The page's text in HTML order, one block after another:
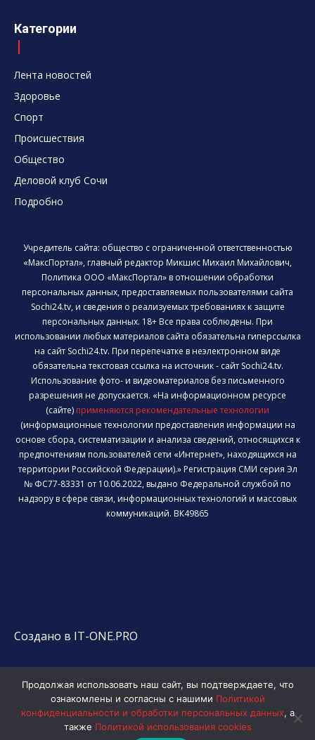
Категории
Лента новостей
Здоровье
Спорт
Происшествия
Общество
Деловой клуб Сочи
Подробно
Учредитель сайта: общество с ограниченной ответственностью
«МаксПортал», главный редактор Микшис Михаил Михайлович,
Политика ООО «МаксПортал» в отношении обработки
персональных данных, предоставляемых пользователями сайта
Sochi24.tv, и сведения о реализуемых требованиях к защите
персональных данных. 18+ Все права соблюдены. При
использовании любых материалов сайта обязательна гиперссылка
на сайт Sochi24.tv. При перепечатке в неэлектронном виде
обязательна текстовая ссылка на источник - сайт Sochi24.tv.
Использование фото- и видеоматериалов без письменного
разрешения не допускается. «На информационном ресурсе
(сайте) применяются рекомендательные технологии
(информационные технологии предоставления информации на
основе сбора, систематизации и анализа сведений, относящихся к
предпочтениям пользователей сети «Интернет», находящихся на
территории Российской Федерации).» Регистрация СМИ серия Эл
№ ФС77-83331 от 10.06.2022, выдано Федеральной службой по
надзору в сфере связи, информационных технологий и массовых
коммуникаций. ВК49865
Создано в IT-ONE.PRO
Продолжая использовать наш сайт, вы подтверждаете, что
ознакомлены и согласны с нашими Политикой
конфиденциальности и обработки персональных данных, а
также Политикой использования cookies